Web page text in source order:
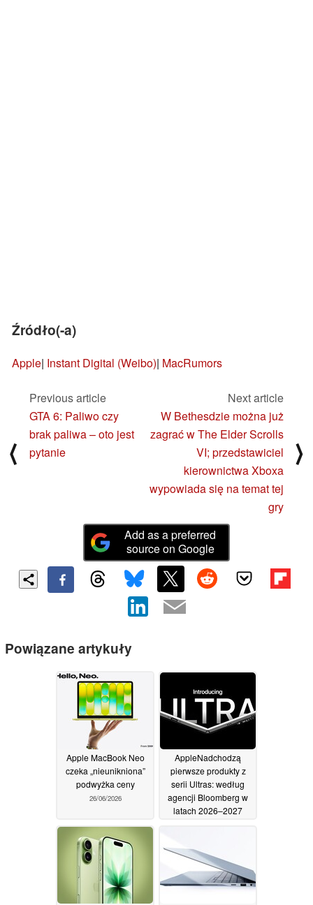
Źródło(-a)
Apple| Instant Digital (Weibo)| MacRumors
⟨
Previous article
GTA 6: Paliwo czy
brak paliwa – oto jest
pytanie
Next article
W Bethesdzie można już
zagrać w The Elder Scrolls
VI; przedstawiciel
kierownictwa Xboxa
wypowiada się na temat tej
gry
⟩
Add as a preferred
source on Google
Powiązane artykuły
Apple MacBook Neo
czeka „nieunikniona”
podwyżka ceny
26/06/2026
AppleNadchodzą
pierwsze produkty z
serii Ultras: według
agencji Bloomberg w
latach 2026–2027